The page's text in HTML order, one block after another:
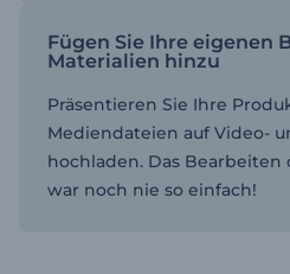
Fügen Sie Ihre eigenen
Materialien hinzu
Präsentieren Sie Ihre
Mediendateien auf Video-
hochladen. Das
war noch nie so einfach!